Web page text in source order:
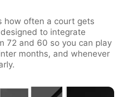
how often a court gets
to integrate
72 and 60 so you can play
months, and whenever